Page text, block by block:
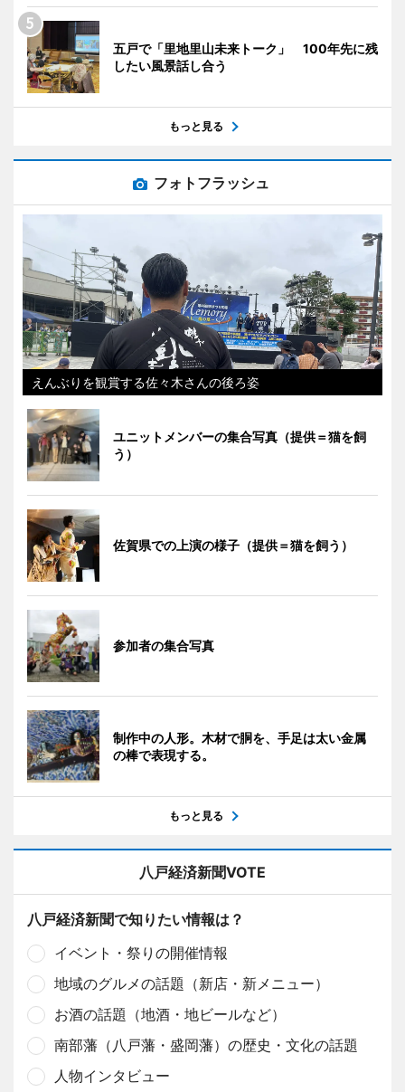
五戸で「里地里山未来トーク」 100年先に残
したい風景話し合う
もっと見る
フォトフラッシュ
えんぶりを観賞する佐々木さんの後ろ姿
ユニットメンバーの集合写真（提供＝猫を飼
う）
佐賀県での上演の様子（提供＝猫を飼う）
参加者の集合写真
制作中の人形。木材で胴を、手足は太い金属
の棒で表現する。
もっと見る
八戸経済新聞VOTE
八戸経済新聞で知りたい情報は？
イベント・祭りの開催情報
地域のグルメの話題（新店・新メニュー）
お酒の話題（地酒・地ビールなど）
南部藩（八戸藩・盛岡藩）の歴史・文化の話題
人物インタビュー